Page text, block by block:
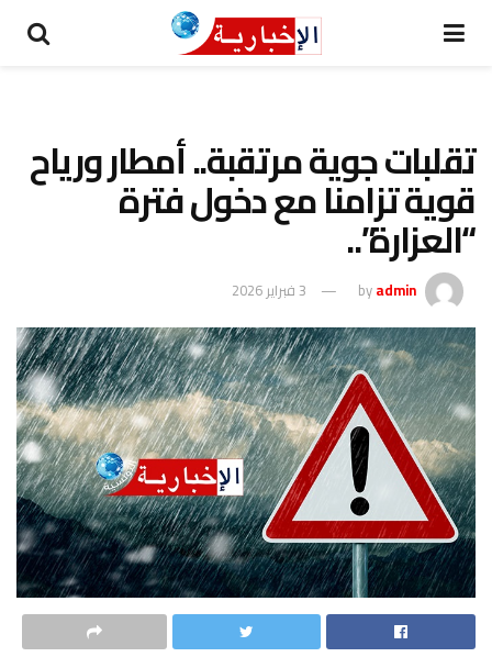
تقلبات جوية مرتقبة.. أمطار ورياح
قوية تزامنا مع دخول فترة
“العزارة”..
byadmin 3 فبراير 2026